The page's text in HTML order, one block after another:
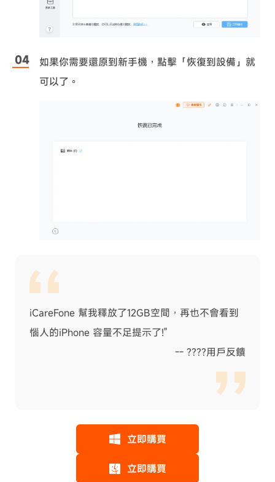
如果你需要還原到新手機，點擊「恢復到設備」就
可以了。
iCareFone 幫我釋放了12GB空間，再也不會看到
惱人的iPhone 容量不足提示了!"
-- ????用戶反饋